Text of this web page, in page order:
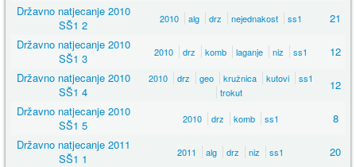
Državno natjecanje 2010
SŠ1 2
2010 alg drz nejednakost ss1
21
Državno natjecanje 2010
SŠ1 3
2010 drz komb laganje niz ss1
12
Državno natjecanje 2010
SŠ1 4
2010 drz geo kružnica kutovi
ss1
trokut
12
Državno natjecanje 2010
SŠ1 5
2010 drz komb ss1
8
Državno natjecanje 2011
SŠ1 1
2011 alg drz niz ss1
20